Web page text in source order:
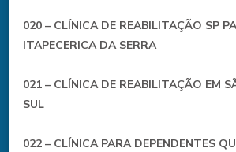
020 – CLÍNICA DE REABILITAÇÃO SP
ITAPECERICA DA SERRA
021 – CLÍNICA DE REABILITAÇÃO EM
SUL
022 – CLÍNICA PARA DEPENDENTES